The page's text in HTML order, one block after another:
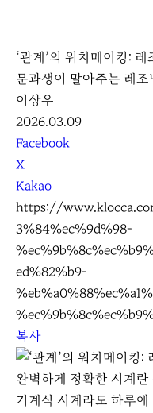
O
C
‘관계’의 워치메이킹: 레
문과생이 말아주는 레조
이상우
2026.03.09
S
N
S
S
h
a
r
e
Facebook
X
Kakao
https://
3%84%ec%9d%98-
ed%82%b9-
복사
완벽하게 정확한 시계
기계식 시계라도 하루